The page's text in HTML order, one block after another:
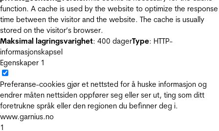
function. A cache is used by the website to optimize the response
time between the visitor and the website. The cache is usually
stored on the visitor’s browser.
Maksimal lagringsvarighet: 400 dagerType: HTTP-
informasjonskapsel
Egenskaper 1
Preferanse-cookies gjør et nettsted for å huske informasjon og
endrer måten nettsiden oppfører seg eller ser ut, ting som ditt
foretrukne språk eller den regionen du befinner deg i.
www.garnius.no
1